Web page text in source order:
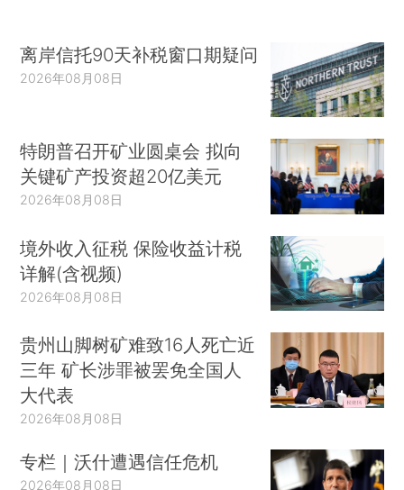
离岸信托90天补税窗口期疑问
2026年08月08日
特朗普召开矿业圆桌会 拟向
关键矿产投资超20亿美元
2026年08月08日
境外收入征税 保险收益计税
详解(含视频)
2026年08月08日
贵州山脚树矿难致16人死亡近
三年 矿长涉罪被罢免全国人
大代表
2026年08月08日
专栏｜沃什遭遇信任危机
2026年08月08日